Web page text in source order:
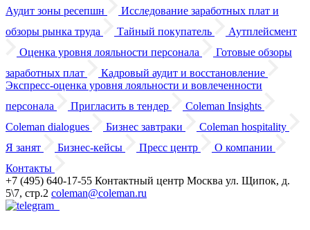
Аудит зоны ресепшн
Исследование заработных плат и
обзоры рынка труда Тайный покупатель
Аутплейсмент
Оценка уровня лояльности персонала
Готовые обзоры
заработных плат
Кадровый аудит и восстановление
Экспресс-оценка уровня лояльности и вовлеченности
персонала
Пригласить в тендер
Coleman Insights
Coleman dialogues
Бизнес завтраки
Coleman hospitality
Я занят
Бизнес-кейсы Пресс центр
О компании
Контакты
+7 (495) 640-17-55 Контактный центр Москва ул. Щипок, д.
5\7, стр.2 coleman@coleman.ru